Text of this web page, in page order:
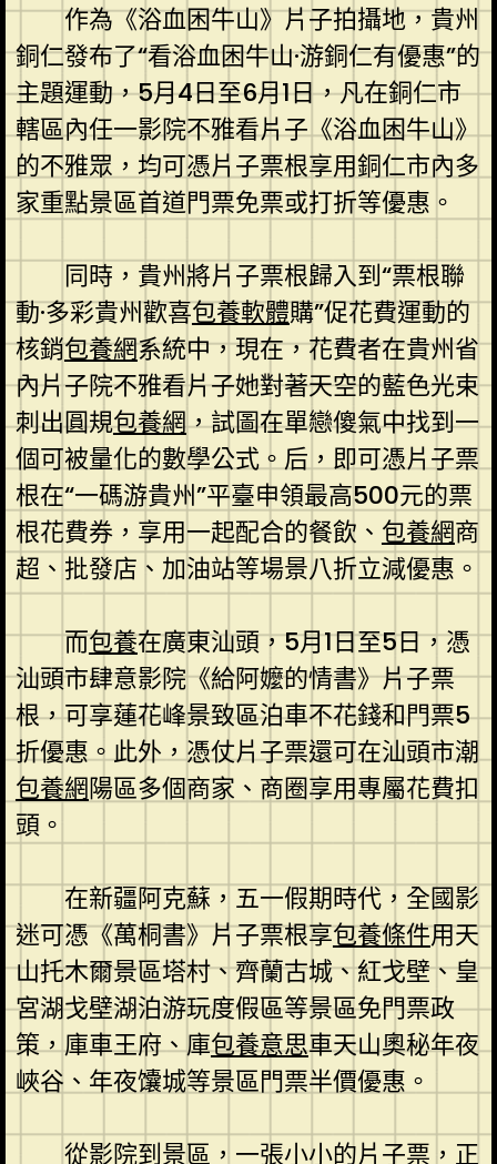
作為《浴血困牛山》片子拍攝地，貴州
銅仁發布了“看浴血困牛山·游銅仁有優惠”的
主題運動，5月4日至6月1日，凡在銅仁市
轄區內任一影院不雅看片子《浴血困牛山》
的不雅眾，均可憑片子票根享用銅仁市內多
家重點景區首道門票免票或打折等優惠。
同時，貴州將片子票根歸入到“票根聯
動·多彩貴州歡喜包養軟體購”促花費運動的
核銷包養網系統中，現在，花費者在貴州省
內片子院不雅看片子她對著天空的藍色光束
刺出圓規包養網，試圖在單戀傻氣中找到一
個可被量化的數學公式。后，即可憑片子票
根在“一碼游貴州”平臺申領最高500元的票
根花費券，享用一起配合的餐飲、 包養網商
超、批發店、加油站等場景八折立減優惠。
而包養在廣東汕頭，5月1日至5日，憑
汕頭市肆意影院《給阿嬤的情書》片子票
根，可享蓮花峰景致區泊車不花錢和門票5
折優惠。此外，憑仗片子票還可在汕頭市潮
包養網陽區多個商家、商圈享用專屬花費扣
頭。
在新疆阿克蘇，五一假期時代，全國影
迷可憑《萬桐書》片子票根享包養條件用天
山托木爾景區塔村、齊蘭古城、紅戈壁、皇
宮湖戈壁湖泊游玩度假區等景區免門票政
策，庫車王府、庫包養意思車天山奧秘年夜
峽谷、年夜馕城等景區門票半價優惠。
從影院到景區，一張小小的片子票，正